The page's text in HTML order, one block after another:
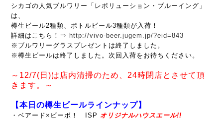
シカゴの人気ブルワリー「レボリューション・ブルーイング」
は、
樽生ビール2種類、ボトルビール3種類が入荷！
詳細はこちら！ ⇒ http://vivo-beer.jugem.jp/?eid=843
※ブルワリーグラスプレゼントは終了しました。
※樽生ビールは終了しました。次回入荷をお待ちください。
～12/7(日)は店内清掃のため、24時閉店とさせて頂
きます。～
【本日の樽生ビールラインナップ】
・ベアード×ビーボ！ ISP オリジナルハウスエール!!